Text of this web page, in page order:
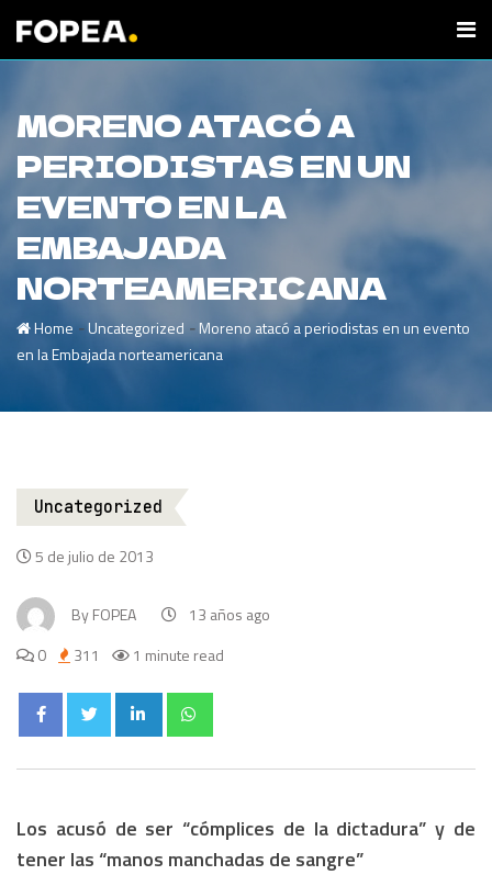
MORENO ATACÓ A
PERIODISTAS EN UN
EVENTO EN LA
EMBAJADA
NORTEAMERICANA
Home -Uncategorized -Moreno atacó a periodistas en un evento
en la Embajada norteamericana
Uncategorized
5 de julio de 2013
ByFOPEA
13 años ago
0
311 1 minute read
Los acusó de ser “cómplices de la dictadura” y de
tener las “manos manchadas de sangre”